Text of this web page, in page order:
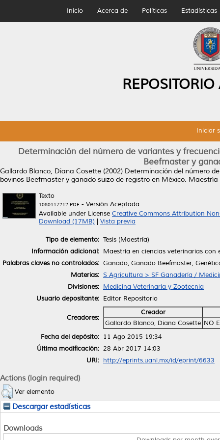
Inicio Acerca de Políticas Estadísticas
Iniciar
Determinación del número de variantes y
Beefmaster y
Gallardo Blanco, Diana Cosette (2002) Determinación del número
bovinos Beefmaster y ganado suizo de registro en México. Maestría
Texto
1080117212.PDF - Versión Aceptada
Available under License Creative Commons Attribution
Download (17MB)
Vista previa
Tipo de elemento: Tesis (Maestría)
Información adicional: Maestría en ciencias veterinarias con
Palabras claves no controlados: Ganado, Ganado Beefmaster,
Materias: S Agricultura > SF Ganadería /
Divisiones: Medicina Veterinaria y Zootecnia
Usuario depositante: Editor Repositorio
Creadores:
Creador
Gallardo Blanco, Diana Cosette NO
Fecha del depósito: 11 Ago 2015 19:34
Última modificación: 28 Abr 2017 14:03
URI: http://eprints.uanl.mx/id/eprint/6633
Actions (login required)
Ver elemento
Descargar estadísticas
Downloads